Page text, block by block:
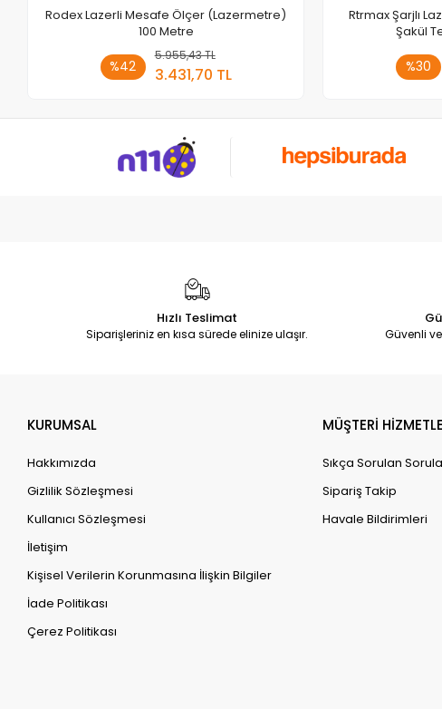
Rodex Lazerli Mesafe Ölçer (Lazermetre)
100 Metre
%42
5.955,43 TL
3.431,70 TL
Sepete Ekle
Rtrmax Şarjlı
Şakül
%30
Hızlı Teslimat
Siparişleriniz en kısa sürede elinize ulaşır. Güvenli
KURUMSAL
Hakkımızda
Gizlilik Sözleşmesi
Kullanıcı Sözleşmesi
İletişim
Kişisel Verilerin Korunmasına İlişkin Bilgiler
İade Politikası
Çerez Politikası
MÜŞTERİ
Sıkça Sorulan
Sipariş Takip
Havale Bildirimleri